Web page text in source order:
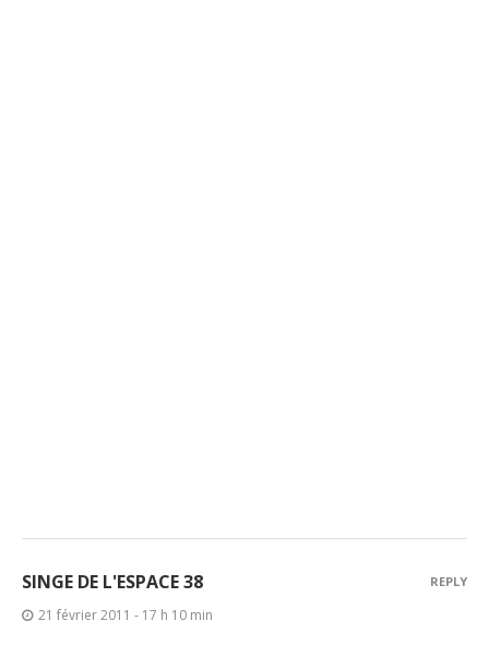
SINGE DE L'ESPACE 38
21 février 2011 - 17 h 10 min
REPLY